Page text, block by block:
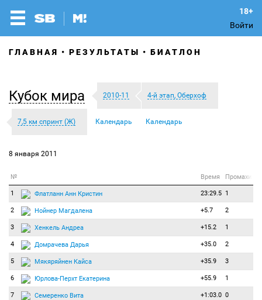
Войти
ГЛАВНАЯ РЕЗУЛЬТАТЫ БИАТЛОН
Кубок мира 2010-11 4-й этап, Оберхоф
7,5 км спринт (Ж) Календарь Календарь
8 января 2011
№ Время Промахи
1 Флатланн Анн Кристин 23:29.5 1
2 Нойнер Магдалена +5.7 2
3 Хенкель Андреа +15.2 1
4 Домрачева Дарья +35.0 2
5 Мякяряйнен Кайса +35.9 3
6 Юрлова-Перхт Екатерина +55.9 1
7 Семеренко Вита +1:03.0 0